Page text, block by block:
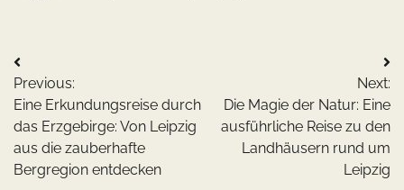
Beitragsnavigation
Previous:
Eine Erkundungsreise durch
das Erzgebirge: Von Leipzig
aus die zauberhafte
Bergregion entdecken
Next:
Die Magie der Natur: Eine
ausführliche Reise zu den
Landhäusern rund um
Leipzig